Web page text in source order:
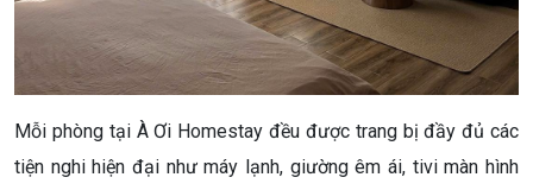
Mỗi phòng tại À Ơi Homestay đều được trang bị đầy đủ các
tiện nghi hiện đại như máy lạnh, giường êm ái, tivi màn hình